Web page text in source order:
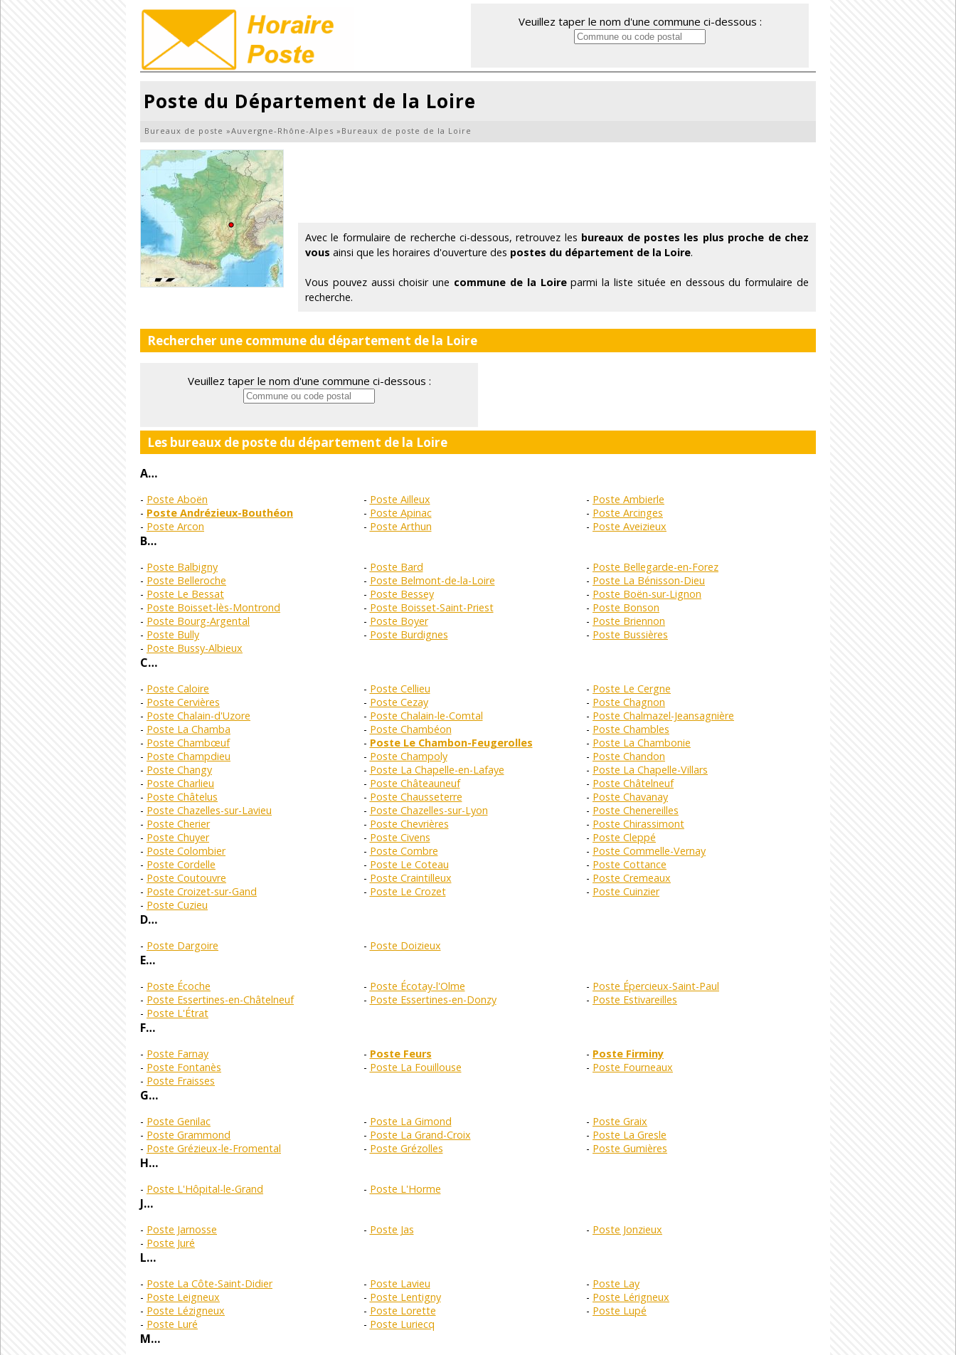
Veuillez taper le nom d'une commune ci-dessous :
Poste du Département de la Loire
Bureaux de poste »Auvergne-Rhône-Alpes » Bureaux de poste de la Loire
Avec le formulaire de recherche ci-dessous, retrouvez les bureaux de postes les plus proche de chez
vous ainsi que les horaires d'ouverture des postes du département de la Loire.
Vous pouvez aussi choisir une commune de la Loireparmi la liste située en dessous du formulaire de
recherche.
Rechercher une commune du département de la Loire
Veuillez taper le nom d'une commune ci-dessous :
Les bureaux de poste du département de la Loire
A…
Poste Aboën Poste Ailleux
Poste Ambierle
Poste Andrézieux-Bouthéon
Poste Apinac
Poste Arcinges
Poste Arcon
Poste Arthun Poste Aveizieux
B…
Poste Balbigny Poste Bard
Poste Bellegarde-en-Forez
Poste Belleroche
Poste Belmont-de-la-Loire
Poste La Bénisson-Dieu
Poste Le Bessat
Poste Bessey
Poste Boën-sur-Lignon
Poste Boisset-lès-Montrond
Poste Boisset-Saint-Priest
Poste Bonson
Poste Bourg-Argental
Poste Boyer
Poste Briennon
Poste Bully
Poste Burdignes
Poste Bussières
Poste Bussy-Albieux
C…
Poste Caloire Poste Cellieu
Poste Le Cergne
Poste Cervières
Poste Cezay
Poste Chagnon
Poste Chalain-d'Uzore
Poste Chalain-le-Comtal
Poste Chalmazel-Jeansagnière
Poste La Chamba
Poste Chambéon
Poste Chambles
Poste Chambœuf
Poste Le Chambon-Feugerolles
Poste La Chambonie
Poste Champdieu
Poste Champoly
Poste Chandon
Poste Changy
Poste La Chapelle-en-Lafaye
Poste La Chapelle-Villars
Poste Charlieu
Poste Châteauneuf
Poste Châtelneuf
Poste Châtelus
Poste Chausseterre
Poste Chavanay
Poste Chazelles-sur-Lavieu
Poste Chazelles-sur-Lyon
Poste Chenereilles
Poste Cherier
Poste Chevrières
Poste Chirassimont
Poste Chuyer
Poste Civens
Poste Cleppé
Poste Colombier
Poste Combre
Poste Commelle-Vernay
Poste Cordelle
Poste Le Coteau
Poste Cottance
Poste Coutouvre
Poste Craintilleux
Poste Cremeaux
Poste Croizet-sur-Gand
Poste Le Crozet
Poste Cuinzier
Poste Cuzieu
D…
Poste Dargoire Poste Doizieux
E…
Poste Écoche Poste Écotay-l'Olme
Poste Épercieux-Saint-Paul
Poste Essertines-en-Châtelneuf
Poste Essertines-en-Donzy
Poste Estivareilles
Poste L'Étrat
F…
Poste Farnay Poste Feurs
Poste Firminy
Poste Fontanès
Poste La Fouillouse
Poste Fourneaux
Poste Fraisses
G…
Poste Genilac Poste La Gimond
Poste Graix
Poste Grammond
Poste La Grand-Croix
Poste La Gresle
Poste Grézieux-le-Fromental
Poste Grézolles Poste Gumières
H…
Poste L'Hôpital-le-Grand Poste L'Horme
J…
Poste Jarnosse Poste Jas
Poste Jonzieux
Poste Juré
L…
Poste La Côte-Saint-Didier Poste Lavieu
Poste Lay
Poste Leigneux
Poste Lentigny
Poste Lérigneux
Poste Lézigneux
Poste Lorette
Poste Lupé
Poste Luré
Poste Luriecq
M…